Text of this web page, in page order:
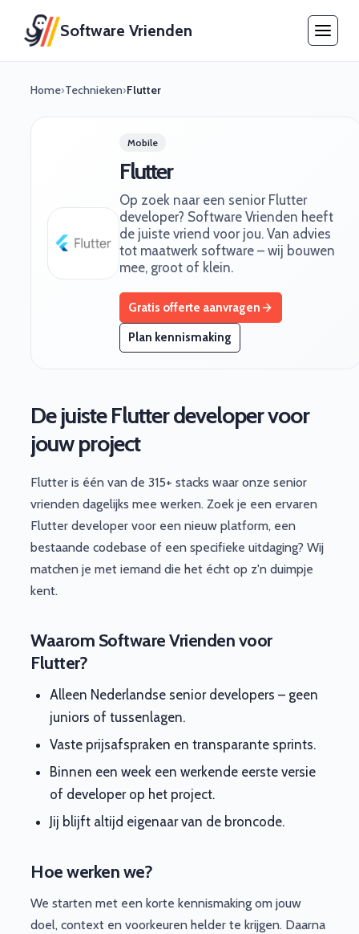
Software Vrienden
Home›Technieken›Flutter
Mobile
Flutter
Op zoek naar een senior Flutter
developer? Software Vrienden heeft
de juiste vriend voor jou. Van advies
tot maatwerk software – wij bouwen
mee, groot of klein.
Gratis offerte aanvragen
Plan kennismaking
De juiste Flutter developer voor
jouw project
Flutter is één van de 315+ stacks waar onze senior
vrienden dagelijks mee werken. Zoek je een ervaren
Flutter developer voor een nieuw platform, een
bestaande codebase of een specifieke uitdaging? Wij
matchen je met iemand die het écht op z'n duimpje
kent.
Waarom Software Vrienden voor
Flutter?
Alleen Nederlandse senior developers – geen
juniors of tussenlagen.
Vaste prijsafspraken en transparante sprints.
Binnen een week een werkende eerste versie
of developer op het project.
Jij blijft altijd eigenaar van de broncode.
Hoe werken we?
We starten met een korte kennismaking om jouw
doel, context en voorkeuren helder te krijgen. Daarna